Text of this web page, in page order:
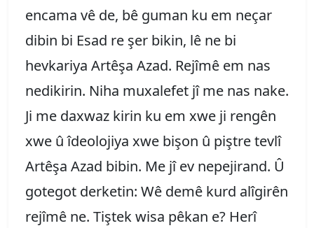
encama vê de, bê guman ku em neçar
dibin bi Esad re şer bikin, lê ne bi
hevkariya Artêşa Azad. Rejîmê em nas
nedikirin. Niha muxalefet jî me nas nake.
Ji me daxwaz kirin ku em xwe ji rengên
xwe û îdeolojiya xwe bişon û piştre tevlî
Artêşa Azad bibin. Me jî ev nepejirand. Û
gotegot derketin: Wê demê kurd alîgirên
rejîmê ne. Tiştek wisa pêkan e? Herî